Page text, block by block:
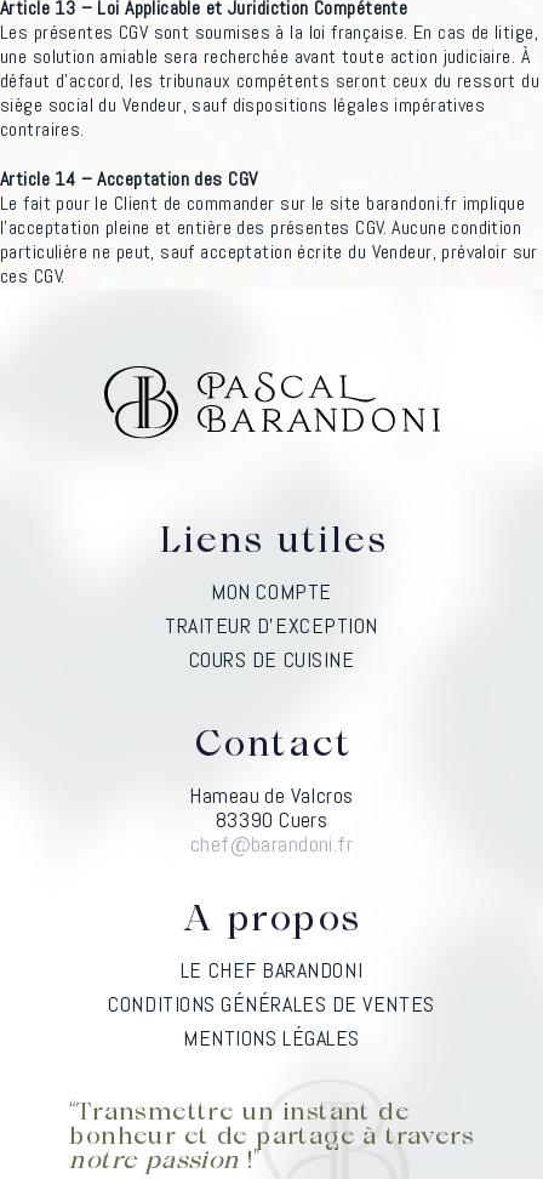
Article 13 – Loi Applicable et Juridiction Compétente
Les présentes CGV sont soumises à la loi française. En cas de litige,
une solution amiable sera recherchée avant toute action judiciaire. À
défaut d’accord, les tribunaux compétents seront ceux du ressort du
siège social du Vendeur, sauf dispositions légales impératives
contraires.
Article 14 – Acceptation des CGV
Le fait pour le Client de commander sur le site barandoni.fr implique
l’acceptation pleine et entière des présentes CGV. Aucune condition
particulière ne peut, sauf acceptation écrite du Vendeur, prévaloir sur
ces CGV.
Liens utiles
MON COMPTE
TRAITEUR D’EXCEPTION
COURS DE CUISINE
Contact
Hameau de Valcros
83390 Cuers
chef@barandoni.fr
A propos
LE CHEF BARANDONI
CONDITIONS GÉNÉRALES DE VENTES
MENTIONS LÉGALES
“Transmettre un instant de
bonheur et de partage à travers
notre passion!”